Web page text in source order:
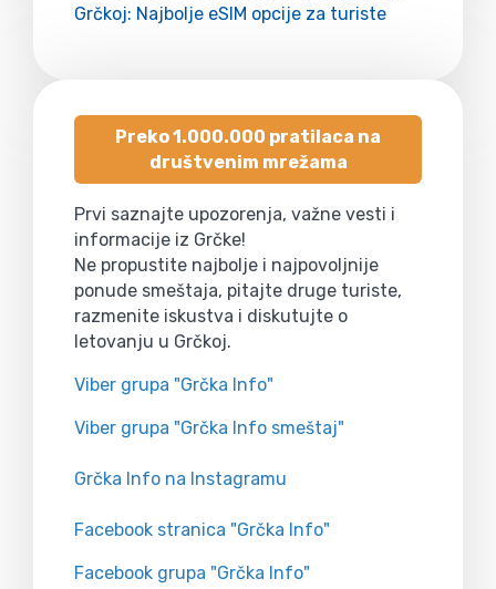
Grčkoj: Najbolje eSIM opcije za turiste
Preko 1.000.000 pratilaca na
društvenim mrežama
Prvi saznajte upozorenja, važne vesti i
informacije iz Grčke!
Ne propustite najbolje i najpovoljnije
ponude smeštaja, pitajte druge turiste,
razmenite iskustva i diskutujte o
letovanju u Grčkoj.
Viber grupa "Grčka Info"
Viber grupa "Grčka Info smeštaj"
Grčka Info na Instagramu
Facebook stranica "Grčka Info"
Facebook grupa "Grčka Info"